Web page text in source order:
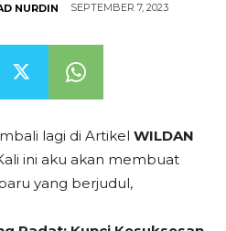
NURDIN SEPTEMBER 7, 2023
lagi di Artikel WILDAN
ini aku akan membuat
yang berjudul,